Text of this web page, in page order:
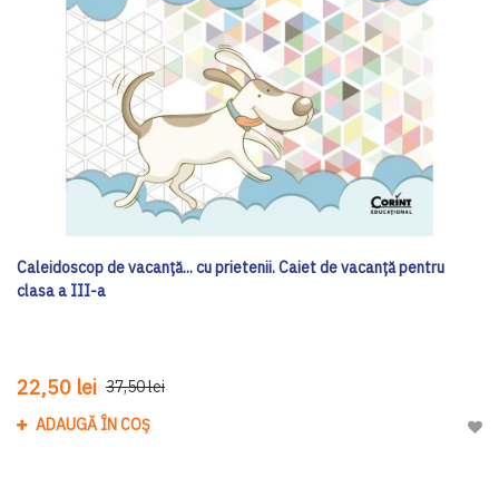
Caleidoscop de vacanță... cu prietenii. Caiet de vacanţă pentru
clasa a III-a
22,50 lei 37,50 lei
ADAUGĂ ÎN COȘ